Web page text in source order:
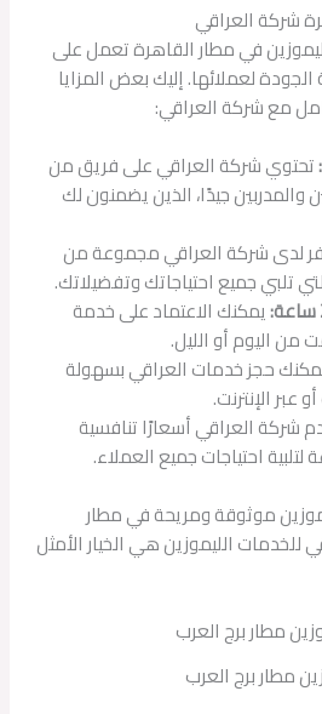
شركة العراقي
في مطار القاهرة تعمل على
لعملائها. إليك بعض المزايا
مع شركة العراقي:
تحتوي شركة العراقي على فريق من
والمدربين جيدًا، الذين يضمنون لك
لدى شركة العراقي مجموعة من
تلبي جميع احتياجاتك وتفضيلاتك.
يمكنك الاعتماد على خدمة
اليوم أو الليل.
حجز خدمات العراقي بسهولة
عبر الإنترنت.
شركة العراقي أسعارًا تنافسية
احتياجات جميع العملاء.
موثوقة ومريحة في مطار
للخدمات الليموزين هي الخيار الأمثل
مطار برج العرب